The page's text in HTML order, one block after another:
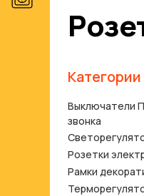
Категории
Выключатели
звонка
Розетки
Рамки